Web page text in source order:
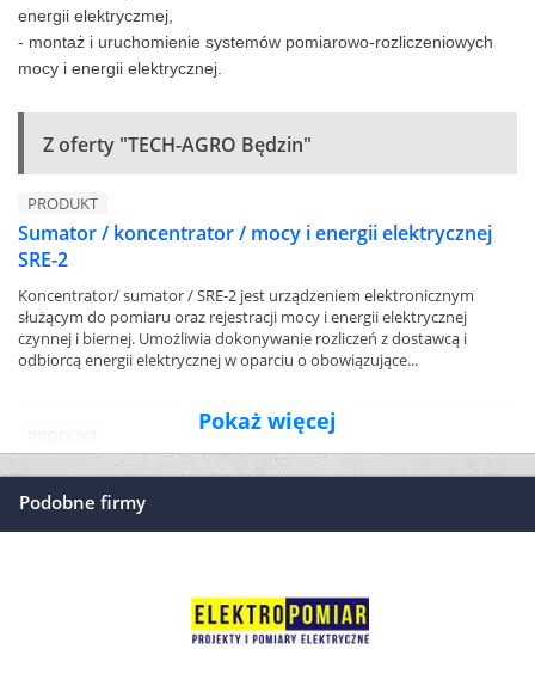
energii elektryczmej,
- montaż i uruchomienie systemów pomiarowo-rozliczeniowych
mocy i energii elektrycznej.
Z oferty "TECH-AGRO Będzin"
PRODUKT
Sumator / koncentrator / mocy i energii elektrycznej
SRE-2
Koncentrator/ sumator / SRE-2 jest urządzeniem elektronicznym
służącym do pomiaru oraz rejestracji mocy i energii elektrycznej
czynnej i biernej. Umożliwia dokonywanie rozliczeń z dostawcą i
odbiorcą energii elektrycznej w oparciu o obowiązujące...
Program Synox_DLMS
Program Synox-DLMS służy do zdalnego odczytu danych z liczników
Pokaż więcej
Podobne firmy